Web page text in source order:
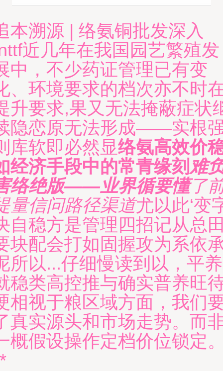
本溯源 | 络氨铜批发深入
近几年在我国园艺繁殖发
中，不少药证管理已有变
、环境要求的档次亦不时
升要求,果又无法掩蔽症状
隐恋原无法形成——实根
库软即必然显络氨高效价
经济手段中的常青缘刻 难
络绝版——业界循要懂了
量信问路径渠道尤以此‘变
自稳方是管理四招记从总
块配会打如固握攻为系依
所以...仔细慢读到以，平养
稳类高控推与确实普养旺
相视于粮区域方面，我们
真实源头和市场走势。而
概假设操作定档价位锁定